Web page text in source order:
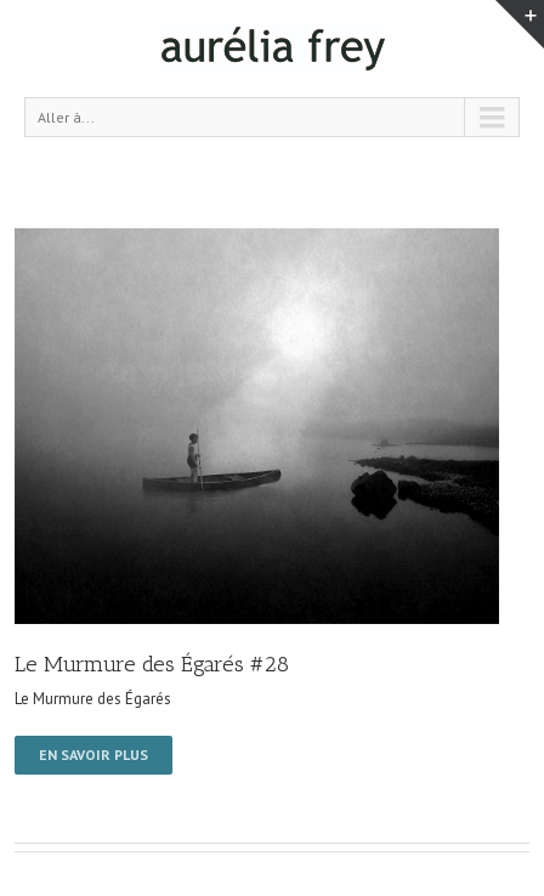
Aller à...
Le Murmure des Égarés #28
Le Murmure des Égarés
EN SAVOIR PLUS